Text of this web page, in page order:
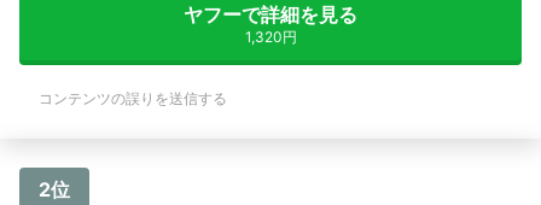
ヤフーで詳細を見る
1,320円
コンテンツの誤りを送信する
2位